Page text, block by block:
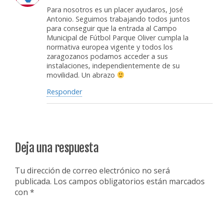
Para nosotros es un placer ayudaros, José
Antonio. Seguimos trabajando todos juntos
para conseguir que la entrada al Campo
Municipal de Fútbol Parque Oliver cumpla la
normativa europea vigente y todos los
zaragozanos podamos acceder a sus
instalaciones, independientemente de su
movilidad. Un abrazo
Responder
Deja una respuesta
Tu dirección de correo electrónico no será
publicada. Los campos obligatorios están marcados
con *